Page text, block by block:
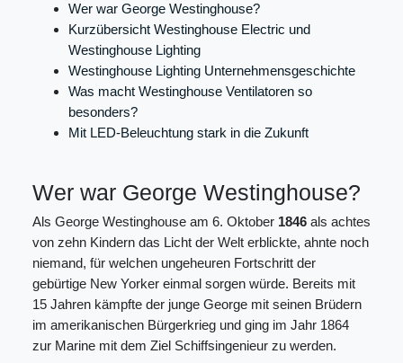
Wer war George Westinghouse?
Kurzübersicht Westinghouse Electric und
Westinghouse Lighting
Westinghouse Lighting Unternehmensgeschichte
Was macht Westinghouse Ventilatoren so
besonders?
Mit LED-Beleuchtung stark in die Zukunft
Wer war George Westinghouse?
Als George Westinghouse am 6. Oktober 1846 als achtes
von zehn Kindern das Licht der Welt erblickte, ahnte noch
niemand, für welchen ungeheuren Fortschritt der
gebürtige New Yorker einmal sorgen würde. Bereits mit
15 Jahren kämpfte der junge George mit seinen Brüdern
im amerikanischen Bürgerkrieg und ging im Jahr 1864
zur Marine mit dem Ziel Schiffsingenieur zu werden.